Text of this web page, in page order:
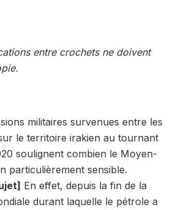
entre crochets ne doivent
militaires survenues entre les
le territoire irakien au tournant
soulignent combien le Moyen-
particulièrement sensible.
et] En effet, depuis la fin de la
durant laquelle le pétrole a